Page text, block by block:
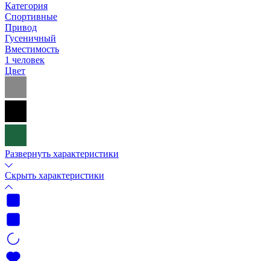
Категория
Спортивные
Привод
Гусеничный
Вместимость
1 человек
Цвет
Развернуть характеристики
Скрыть характеристики